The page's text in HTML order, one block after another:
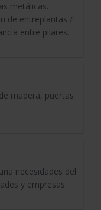
metálicas.
de entreplantas /
entre pilares.
madera, puertas
necesidades del
y empresas